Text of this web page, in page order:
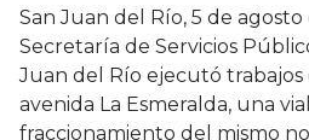
San Juan del Río, 5 de agosto
Secretaría de Servicios
Juan del Río ejecutó
avenida La Esmeralda, una
fraccionamiento del mismo